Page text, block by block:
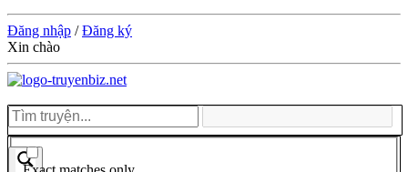
Đăng nhập /Đăng ký
Xin chào